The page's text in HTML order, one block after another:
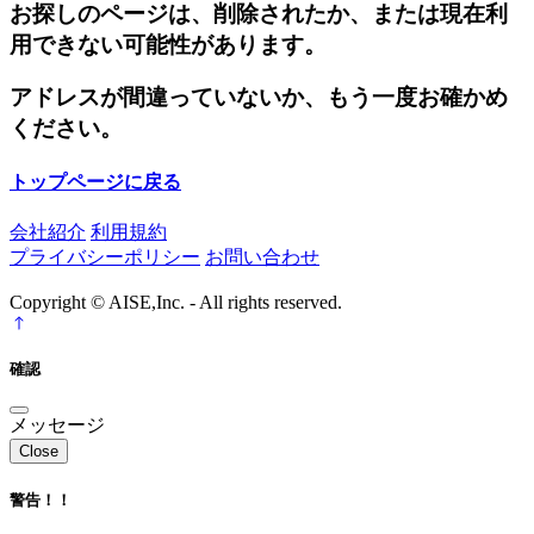
お探しのページは、削除されたか、または現在利
用できない可能性があります。
アドレスが間違っていないか、もう一度お確かめ
ください。
トップページに戻る
会社紹介 利用規約
プライバシーポリシー お問い合わせ
Copyright © AISE,Inc. - All rights reserved.
確認
メッセージ
Close
警告！！